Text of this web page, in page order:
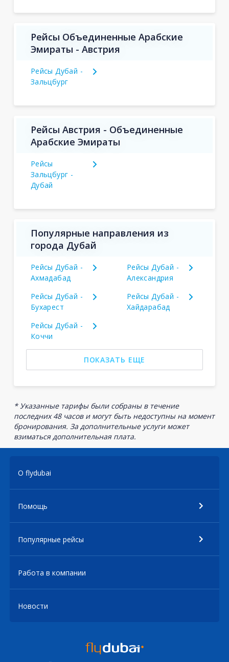
Рейсы Объединенные Арабские
Эмираты - Австрия
Рейсы Дубай -
Зальцбург
Рейсы Австрия - Объединенные
Арабские Эмираты
Рейсы
Зальцбург -
Дубай
Популярные направления из
города Дубай
Рейсы Дубай -
Ахмадабад
Рейсы Дубай -
Александрия
Рейсы Дубай -
Бухарест
Рейсы Дубай -
Хайдарабад
Рейсы Дубай -
Коччи
ПОКАЗАТЬ ЕЩЕ
* Указанные тарифы были собраны в течение
последних 48 часов и могут быть недоступны на момент
бронирования. За дополнительные услуги может
взиматься дополнительная плата.
О flydubai
Помощь
Популярные рейсы
Работа в компании
Новости